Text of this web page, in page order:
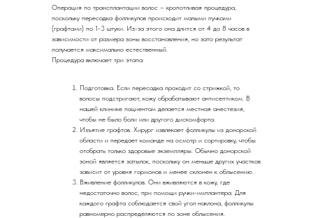
Операция по трансплантации волос – кропотливая процедура,
поскольку пересадка фолликулов происходит малыми пучками
(графтами) по 1-3 штуки. Из-за этого она длится от 4 до 8 часов в
зависимости от размера зоны восстановления, но зато результат
получается максимально естественный.
Процедура включает три этапа:
Подготовка. Если пересадка проходит со стрижкой, то
волосы подстригают, кожу обрабатывают антисептиком. В
нашей клинике пациентам делается местная анестезия,
чтобы не было боли или другого дискомфорта.
Изъятие графтов. Хирург извлекает фолликулы из донорской
области и передает команде на осмотр и сортировку, чтобы
отобрать только здоровые экземпляры. Обычно донорской
зоной является затылок, поскольку он меньше других участков
зависит от уровня гормонов и менее склонен к облысению.
Вживление фолликулов. Они вживляются в кожу, где
недостаточно волос, при помощи ручки-имплантера. Для
каждого графта соблюдается свой угол наклона, фолликулы
равномерно распределяются по зоне облысения.